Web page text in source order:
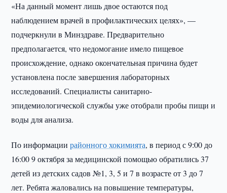
«На данный момент лишь двое остаются под
наблюдением врачей в профилактических целях», —
подчеркнули в Минздраве. Предварительно
предполагается, что недомогание имело пищевое
происхождение, однако окончательная причина будет
установлена после завершения лабораторных
исследований. Специалисты санитарно-
эпидемиологической службы уже отобрали пробы пищи и
воды для анализа.
По информациирайонного хокимията, в период с 9:00 до
16:00 9 октября за медицинской помощью обратились 37
детей из детских садов №1, 3, 5 и 7 в возрасте от 3 до 7
лет. Ребята жаловались на повышение температуры,